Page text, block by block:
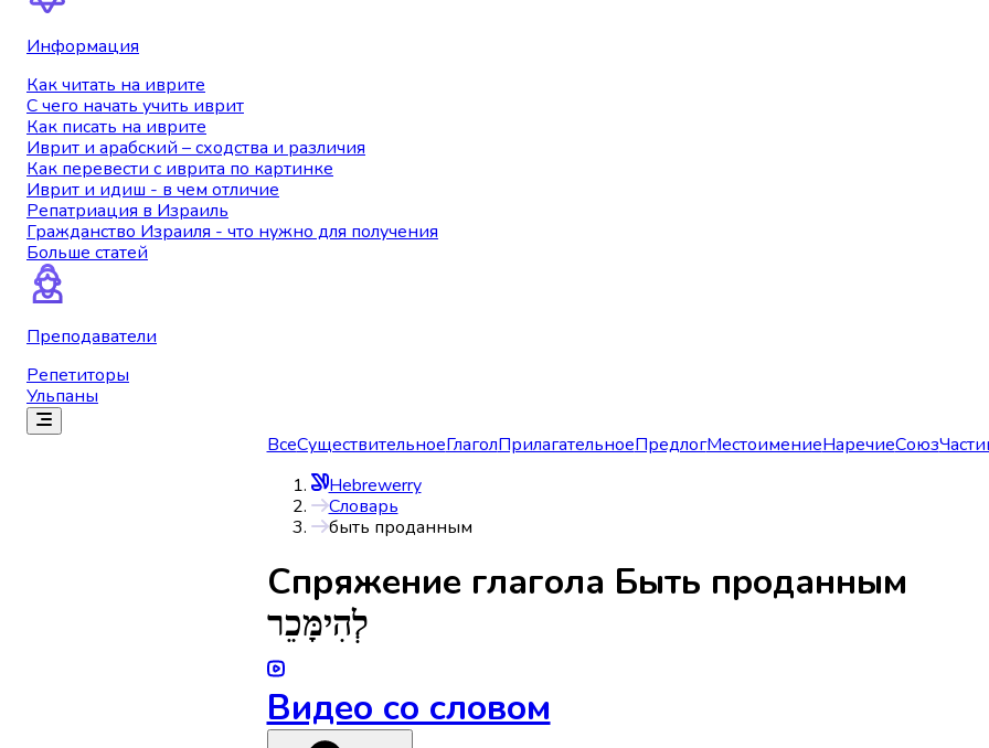
Информация
Как читать на иврите
С чего начать учить иврит
Как писать на иврите
Иврит и арабский – сходства и различия
Как перевести с иврита по картинке
Иврит и идиш - в чем отличие
Репатриация в Израиль
Гражданство Израиля - что нужно для получения
Больше статей
Преподаватели
Репетиторы
Ульпаны
ВсеСуществительноеГлаголПрилагательноеПредлогМестоимениеНаречиеСоюз
Hebrewerry
Словарь
быть проданным
Спряжениe глагола Быть проданным
לְהִימָּכֵר
Видео со словом